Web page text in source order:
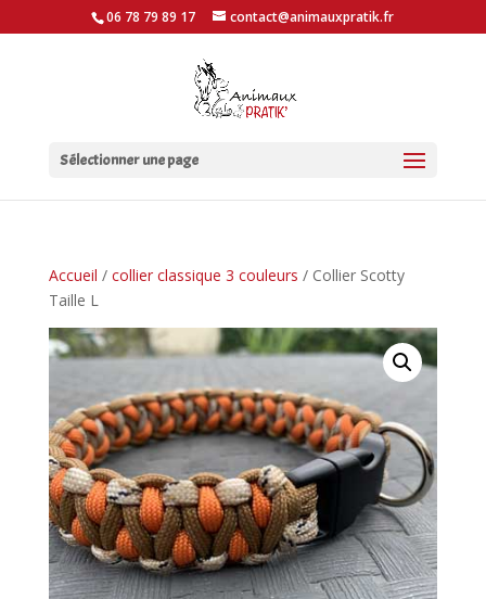
06 78 79 89 17 contact@animauxpratik.fr
Sélectionner une page
Accueil / collier classique 3 couleurs / Collier Scotty
Taille L